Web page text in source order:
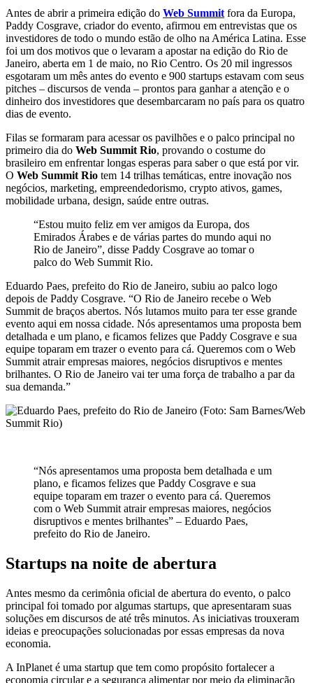
Antes de abrir a primeira edição do Web Summit fora da Europa,
Paddy Cosgrave, criador do evento, afirmou em entrevistas que os
investidores de todo o mundo estão de olho na América Latina. Esse
foi um dos motivos que o levaram a apostar na edição do Rio de
Janeiro, aberta em 1 de maio, no Rio Centro. Os 20 mil ingressos
esgotaram um mês antes do evento e 900 startups estavam com seus
pitches – discursos de venda – prontos para ganhar a atenção e o
dinheiro dos investidores que desembarcaram no país para os quatro
dias de evento.
Filas se formaram para acessar os pavilhões e o palco principal no
primeiro dia do Web Summit Rio, provando o costume do
brasileiro em enfrentar longas esperas para saber o que está por vir.
O Web Summit Rio tem 14 trilhas temáticas, entre inovação nos
negócios, marketing, empreendedorismo, crypto ativos, games,
mobilidade urbana, design, saúde entre outras.
“Estou muito feliz em ver amigos da Europa, dos
Emirados Árabes e de várias partes do mundo aqui no
Rio de Janeiro”, disse Paddy Cosgrave ao tomar o
palco do Web Summit Rio.
Eduardo Paes, prefeito do Rio de Janeiro, subiu ao palco logo
depois de Paddy Cosgrave. “O Rio de Janeiro recebe o Web
Summit de braços abertos. Nós lutamos muito para ter esse grande
evento aqui em nossa cidade. Nós apresentamos uma proposta bem
detalhada e um plano, e ficamos felizes que Paddy Cosgrave e sua
equipe toparam em trazer o evento para cá. Queremos com o Web
Summit atrair empresas maiores, negócios disruptivos e mentes
brilhantes. O Rio de Janeiro vai ter uma força de trabalho a par da
sua demanda.”
“Nós apresentamos uma proposta bem detalhada e um
plano, e ficamos felizes que Paddy Cosgrave e sua
equipe toparam em trazer o evento para cá. Queremos
com o Web Summit atrair empresas maiores, negócios
disruptivos e mentes brilhantes” – Eduardo Paes,
prefeito do Rio de Janeiro.
Startups na noite de abertura
Antes mesmo da cerimônia oficial de abertura do evento, o palco
principal foi tomado por algumas startups, que apresentaram suas
soluções em discursos de até três minutos. As iniciativas trouxeram
ideias e preocupações solucionadas por essas empresas da nova
economia.
A InPlanet é uma startup que tem como propósito fortalecer a
economia circular e a segurança alimentar por meio da eliminação